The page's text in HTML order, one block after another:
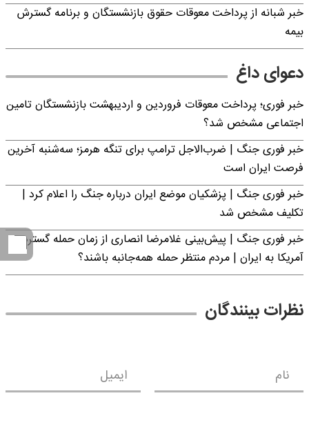
خبر شبانه از پرداخت معوقات حقوق بازنشستگان و برنامه گسترش
بیمه
دعوای داغ
خبر فوری؛ پرداخت معوقات فروردین و اردیبهشت بازنشستگان تامین
اجتماعی مشخص شد؟
خبر فوری جنگ | ضرب‌الاجل ترامپ برای تنگه هرمز؛ سه‌شنبه آخرین
فرصت ایران است
خبر فوری جنگ | پزشکیان موضع ایران درباره جنگ را اعلام کرد |
تکلیف مشخص شد
خبر فوری جنگ | پیش‌بینی غلامرضا انصاری از زمان حمله گسترده
آمریکا به ایران | مردم منتظر حمله همه‌جانبه باشند؟
نظرات بینندگان
نام ایمیل